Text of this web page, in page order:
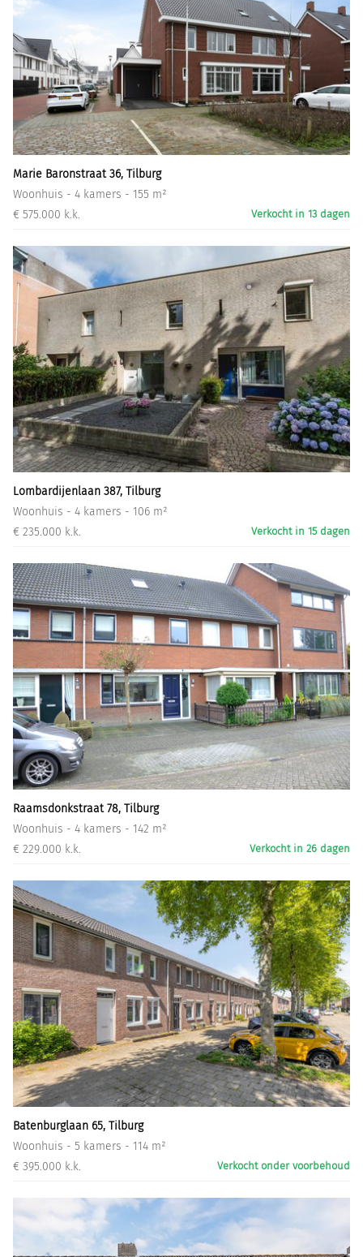
Marie Baronstraat 36, Tilburg
Woonhuis - 4 kamers - 155 m²
€ 575.000 k.k.
Verkocht in 13 dagen
Lombardijenlaan 387, Tilburg
Woonhuis - 4 kamers - 106 m²
€ 235.000 k.k.
Verkocht in 15 dagen
Raamsdonkstraat 78, Tilburg
Woonhuis - 4 kamers - 142 m²
€ 229.000 k.k.
Verkocht in 26 dagen
Batenburglaan 65, Tilburg
Woonhuis - 5 kamers - 114 m²
€ 395.000 k.k.
Verkocht onder voorbehoud